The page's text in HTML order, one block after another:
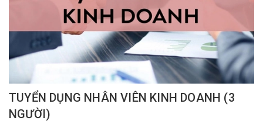
TUYỂN DỤNG NHÂN VIÊN KINH DOANH (3
NGƯỜI)